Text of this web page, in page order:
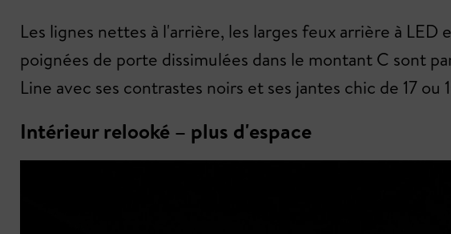
Les lignes nettes à l'arrière, les larges feux arrière à
poignées de porte dissimulées dans le montant C sont
Line avec ses contrastes noirs et ses jantes chic de 17 ou
Intérieur relooké – plus d'espace